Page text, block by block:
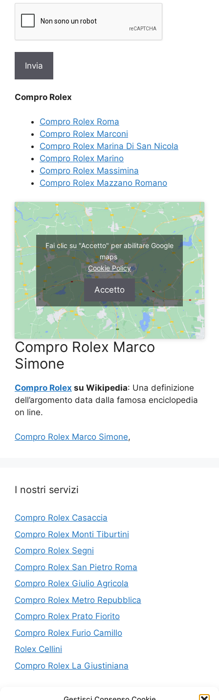
Compro Rolex
Compro Rolex Roma
Compro Rolex Marconi
Compro Rolex Marina Di San Nicola
Compro Rolex Marino
Compro Rolex Massimina
Compro Rolex Mazzano Romano
Fai clic su "Accetto" per abilitare Google
maps
Cookie Policy
Accetto
Compro Rolex Marco
Simone
Compro Rolex su Wikipedia: Una definizione
dell’argomento data dalla famosa enciclopedia
on line.
Compro Rolex Marco Simone,
I nostri servizi
Compro Rolex Casaccia
Compro Rolex Monti Tiburtini
Compro Rolex Segni
Compro Rolex San Pietro Roma
Compro Rolex Giulio Agricola
Compro Rolex Metro Repubblica
Compro Rolex Prato Fiorito
Compro Rolex Furio Camillo
Rolex Cellini
Compro Rolex La Giustiniana